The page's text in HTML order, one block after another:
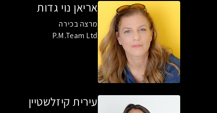
אריאן נוי גדות
מרצה בכירה
P.M.Team Ltd
עירית קיזלשטיין